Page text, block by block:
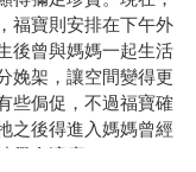
福寶則安排在下午外
後曾與媽媽一起生活
娩架，讓空間變得更
些侷促，不過福寶確
之後得進入媽媽曾經
學會適應。